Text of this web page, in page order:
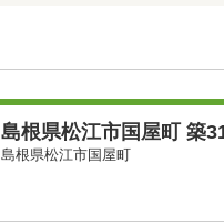
島根県松江市国屋町 築
島根県松江市国屋町